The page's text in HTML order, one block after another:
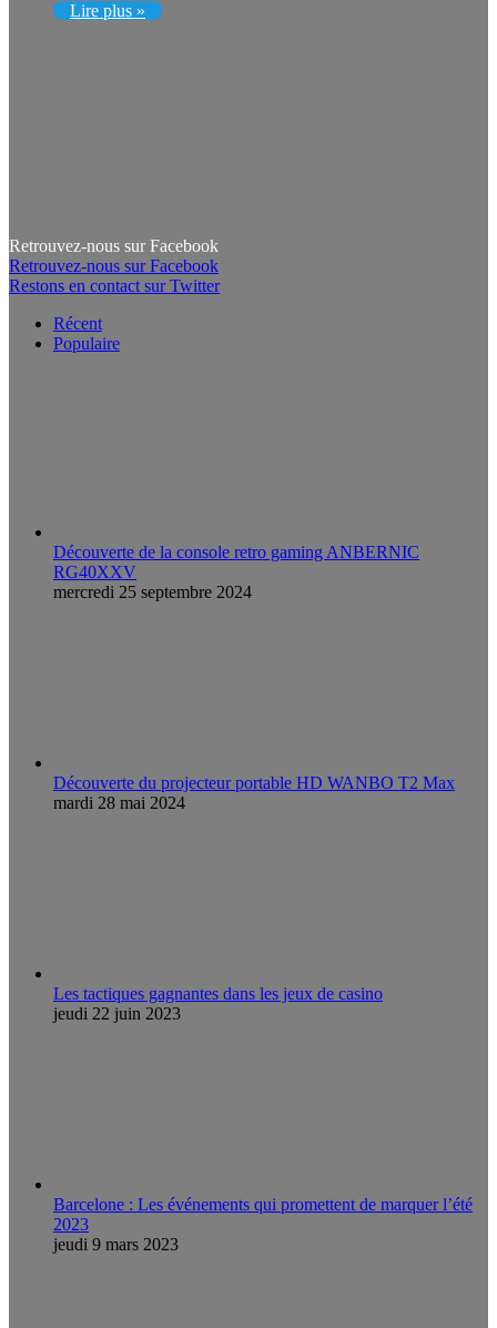
Lire plus »
Retrouvez-nous sur Facebook
Retrouvez-nous sur Facebook
Restons en contact sur Twitter
Récent
Populaire
Découverte de la console retro gaming ANBERNIC
RG40XXV
mercredi 25 septembre 2024
Découverte du projecteur portable HD WANBO T2 Max
mardi 28 mai 2024
Les tactiques gagnantes dans les jeux de casino
jeudi 22 juin 2023
Barcelone : Les événements qui promettent de marquer l’été
2023
jeudi 9 mars 2023